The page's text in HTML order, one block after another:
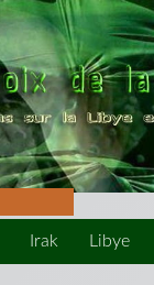
Irak Libye